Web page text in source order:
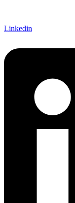
Linkedin